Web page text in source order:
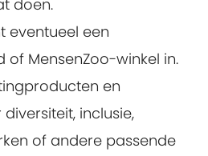
doen.
eventueel een
of MensenZoo-winkel in.
en
inclusie,
of andere passende